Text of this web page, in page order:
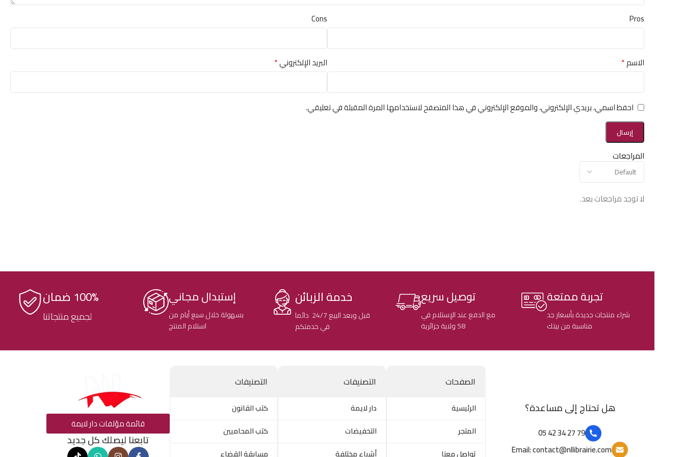
المراجعات
لا توجد مراجعات بعد.
Pros
Cons
الاسم* البريد الإلكتروني*
احفظ اسمي، بريدي الإلكتروني، والموقع الإلكتروني في هذا المتصفح لاستخدامها المرة المقبلة في تعليقي.
تجربة ممتعة
شراء منتجات جديدة بأسعار جد
مناسبة من بيتك
توصيل سريع
مع الدفع عند الإستلام في
58 ولاية جزائرية
خدمة الزبائن
قبل وبعد البيع 24/7 دائما
في خدمتكم
إستبدال مجاني
بسهولة خلال سبع أيام من
استلام المنتج
100% ضمان
لجميع منتجاتنا
هل تحتاج إلى مساعدة؟
79 27 34 42 05
Email: contact@nllibrairie.com
الصفحات
الرئيسية
المتجر
تواصل معنا
التصنيفات
دار لايمة
التخفيضات
أشياء مختلفة
التصنيفات
كتب القانون
كتب المحاميين
مسابقة القضاء
قائمة مؤلفات دار لايمة
تابعنا ليصلك كل جديد